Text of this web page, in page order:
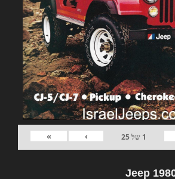
1 של25
›
»